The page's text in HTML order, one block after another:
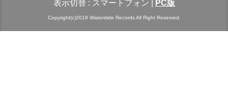
表示切替 : スマートフォン PC版
Copyright(c)2019 Waterslide Records All Right Reserved.